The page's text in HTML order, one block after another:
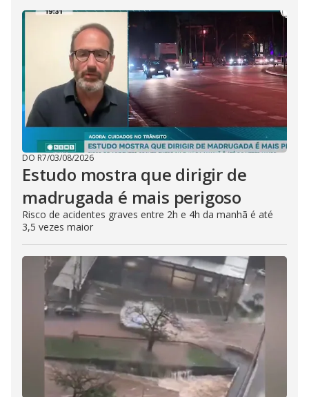
DO R7/03/08/2026
Estudo mostra que dirigir de
madrugada é mais perigoso
Risco de acidentes graves entre 2h e 4h da manhã é até
3,5 vezes maior